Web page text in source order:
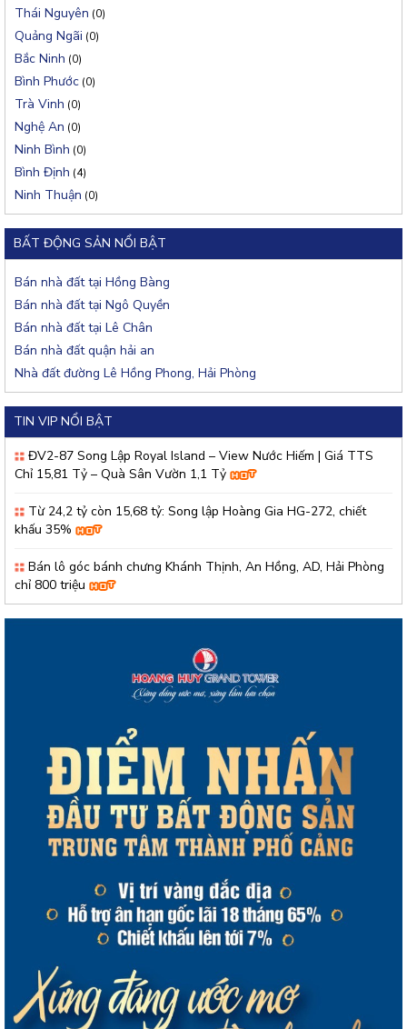
Thái Nguyên (0)
Quảng Ngãi (0)
Bắc Ninh (0)
Bình Phước (0)
Trà Vinh (0)
Nghệ An (0)
Ninh Bình (0)
Bình Định (4)
Ninh Thuận (0)
BẤT ĐỘNG SẢN NỔI BẬT
Bán nhà đất tại Hồng Bàng
Bán nhà đất tại Ngô Quyền
Bán nhà đất tại Lê Chân
Bán nhà đất quận hải an
Nhà đất đường Lê Hồng Phong, Hải Phòng
TIN VIP NỔI BẬT
ĐV2-87 Song Lập Royal Island – View Nước Hiếm | Giá TTS
Chỉ 15,81 Tỷ – Quà Sân Vườn 1,1 Tỷ
Từ 24,2 tỷ còn 15,68 tỷ: Song lập Hoàng Gia HG-272, chiết
khấu 35%
Bán lô góc bánh chưng Khánh Thịnh, An Hồng, AD, Hải Phòng
chỉ 800 triệu